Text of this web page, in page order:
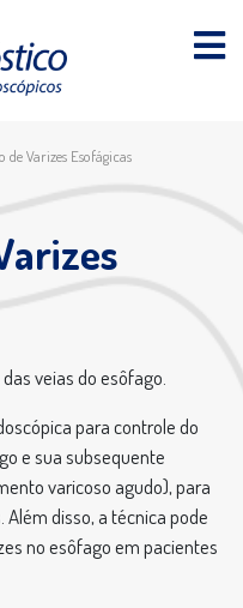
Varizes Esofágicas
veias do esôfago.
para controle do
e sua subsequente
varicoso agudo), para
disso, a técnica pode
no esôfago em pacientes